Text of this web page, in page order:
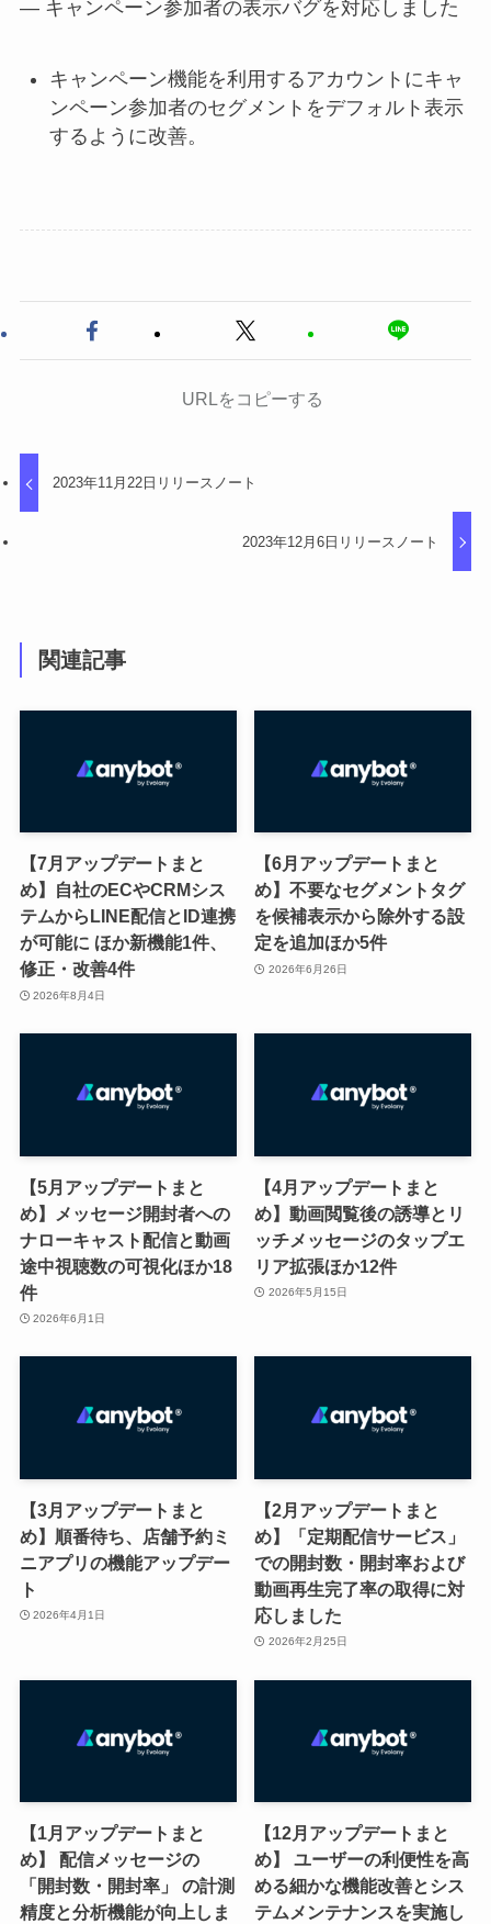
— キャンペーン参加者の表示バグを対応しました
キャンペーン機能を利用するアカウントにキャ
ンペーン参加者のセグメントをデフォルト表示
するように改善。
URLをコピーする
2023年11月22日リリースノート
2023年12月6日リリースノート
関連記事
【7月アップデートまと
め】自社のECやCRMシス
テムからLINE配信とID連携
が可能に ほか新機能1件、
修正・改善4件
2026年8月4日
【6月アップデートまと
め】不要なセグメントタグ
を候補表示から除外する設
定を追加ほか5件
2026年6月26日
【5月アップデートまと
め】メッセージ開封者への
ナローキャスト配信と動画
途中視聴数の可視化ほか18
件
2026年6月1日
【4月アップデートまと
め】動画閲覧後の誘導とリ
ッチメッセージのタップエ
リア拡張ほか12件
2026年5月15日
【3月アップデートまと
め】順番待ち、店舗予約ミ
ニアプリの機能アップデー
ト
2026年4月1日
【2月アップデートまと
め】「定期配信サービス」
での開封数・開封率および
動画再生完了率の取得に対
応しました
2026年2月25日
【1月アップデートまと
め】 配信メッセージの
「開封数・開封率」 の計測
精度と分析機能が向上しま
【12月アップデートまと
め】 ユーザーの利便性を高
める細かな機能改善とシス
テムメンテナンスを実施し